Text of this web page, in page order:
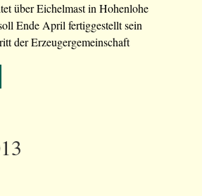
über Eichelmast in Hohenlohe
Ende April fertiggestellt sein
der Erzeugergemeinschaft